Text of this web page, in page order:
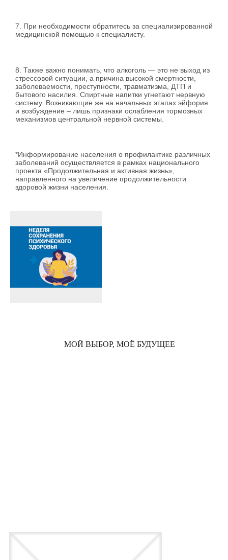
7. При необходимости обратитесь за специализированной
медицинской помощью к специалисту.
8. Также важно понимать, что алкоголь — это не выход из
стрессовой ситуации, а причина высокой смертности,
заболеваемости, преступности, травматизма, ДТП и
бытового насилия. Спиртные напитки угнетают нервную
систему. Возникающие же на начальных этапах эйфория
и возбуждение – лишь признаки ослабления тормозных
механизмов центральной нервной системы.
*Информирование населения о профилактике различных
заболеваний осуществляется в рамках национального
проекта «Продолжительная и активная жизнь»,
направленного на увеличение продолжительности
здоровой жизни населения.
МОЙ ВЫБОР, МОЁ БУДУЩЕЕ